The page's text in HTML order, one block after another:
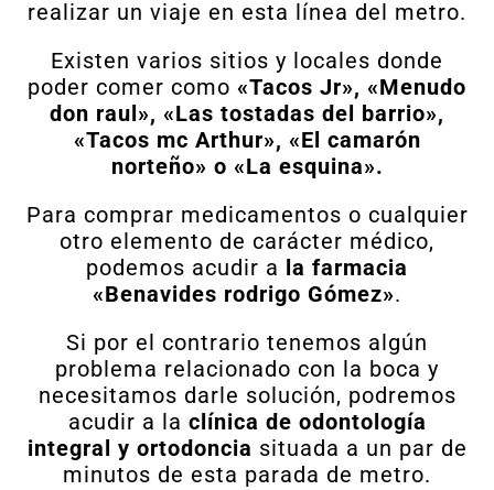
realizar un viaje en esta línea del metro.
Existen varios sitios y locales donde
poder comer como «Tacos Jr», «Menudo
don raul», «Las tostadas del barrio»,
«Tacos mc Arthur», «El camarón
norteño» o «La esquina».
Para comprar medicamentos o cualquier
otro elemento de carácter médico,
podemos acudir a la farmacia
«Benavides rodrigo Gómez».
Si por el contrario tenemos algún
problema relacionado con la boca y
necesitamos darle solución, podremos
acudir a la clínica de odontología
integral y ortodoncia situada a un par de
minutos de esta parada de metro.